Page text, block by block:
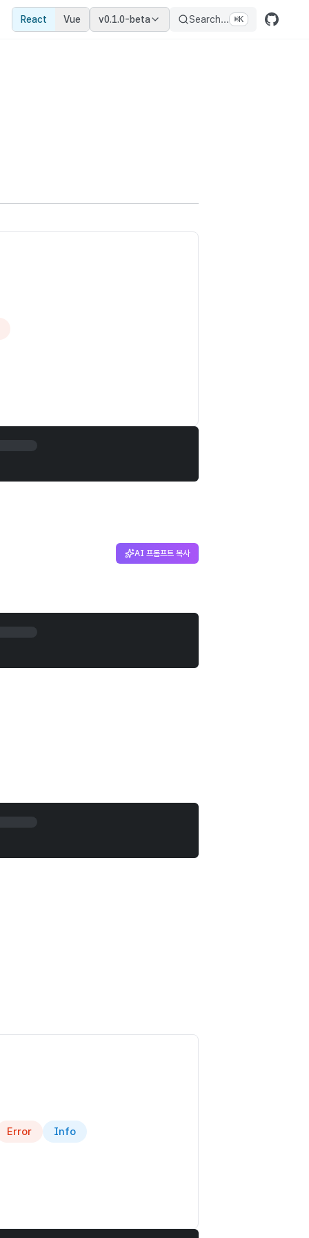
React Vue v0.1.0-beta Search... ⌘K
AI 프롬프트 복사
Error Info